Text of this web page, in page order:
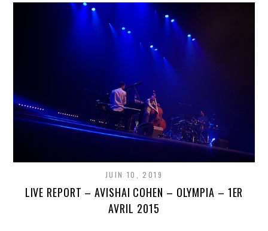
JUIN 10, 2019
LIVE REPORT – AVISHAI COHEN – OLYMPIA – 1ER
AVRIL 2015